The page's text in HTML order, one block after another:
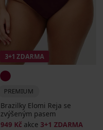
3+1 ZDARMA
PREMIUM
Brazilky Elomi Reja se
zvýšeným pasem
949 Kč akce 3+1 ZDARMA